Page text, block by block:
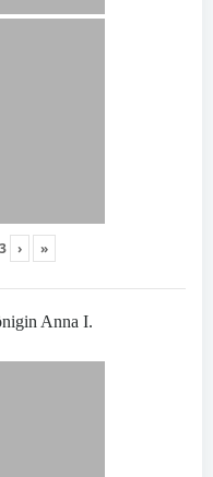
3 › »
Anna I.